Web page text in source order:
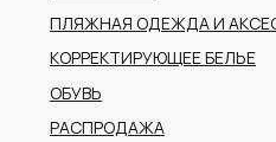
АДРЕС
г.Казань пр-т Ибрагимова, 56
ТРК Тандем (2 этаж)
г.Казань ул. Н. Ершова, 62